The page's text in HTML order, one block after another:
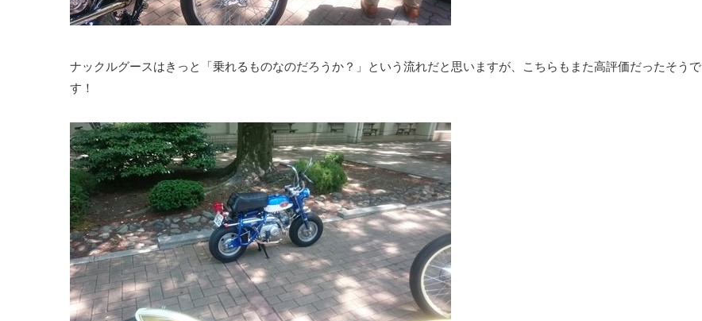
ナックルグースはきっと「乗れるものなのだろうか？」という流れだと思いますが、こちらもまた高評価だったそうで
す！